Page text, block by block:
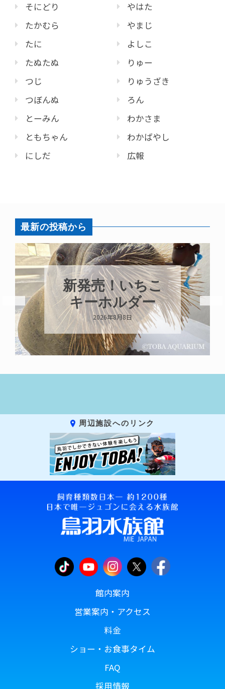
そにどり
たかむら
たに
たぬたぬ
つじ
つぼんぬ
とーみん
ともちゃん
にしだ
やはた
やまじ
よしこ
りゅー
りゅうざき
ろん
わかさま
わかばやし
広報
最新の投稿から
新発売！いちこ
キーホルダー
2026年8月8日
周辺施設へのリンク
館内案内
営業案内・アクセス
料金
ショー・お食事タイム
FAQ
採用情報